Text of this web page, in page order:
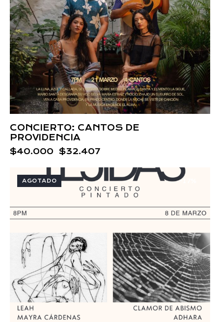
CONCIERTO: CANTOS DE
PROVIDENCIA
$40.000 $32.407
AGOTADO -17%